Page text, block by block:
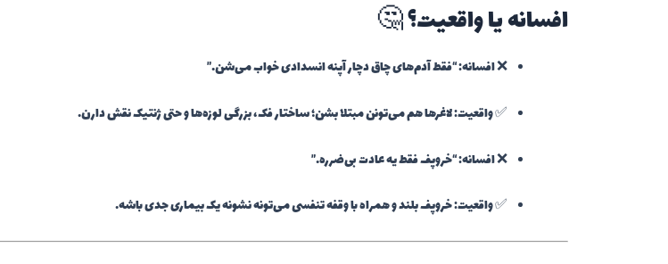
افسانه یا واقعیت؟ 🤔
❌ افسانه: “فقط آدم‌های چاق دچار آپنه انسدادی خواب می‌شن.”
✅ واقعیت: لاغرها هم می‌تونن مبتلا بشن؛ ساختار فک، بزرگی لوزه‌ها و حتی ژنتیک نقش دارن.
❌ افسانه: “خروپف فقط یه عادت بی‌ضرره.”
✅ واقعیت: خروپف بلند و همراه با وقفه تنفسی می‌تونه نشونه یک بیماری جدی باشه.